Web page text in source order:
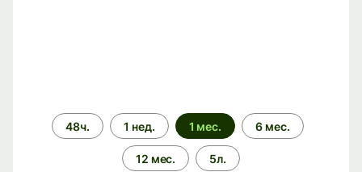
Период
времени
48ч. 1 нед. 1 мес. 6 мес.
12 мес. 5л.